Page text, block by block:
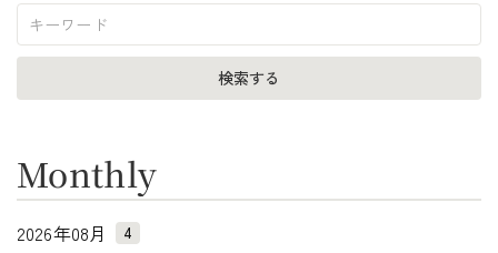
Monthly
2026年08月 4